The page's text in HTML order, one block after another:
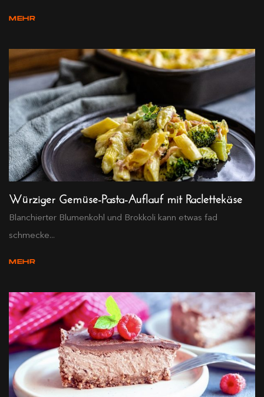
MEHR
Würziger Gemüse-Pasta-Auflauf mit Raclettekäse
Blanchierter Blumenkohl und Brokkoli kann etwas fad
schmecke...
MEHR